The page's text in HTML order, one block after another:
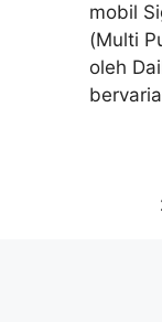
mobil
(Multi
oleh